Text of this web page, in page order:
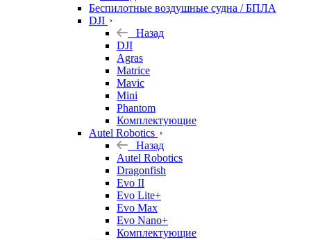
Беспилотные воздушные судна / БПЛА
DJI
Назад
DJI
Agras
Matrice
Mavic
Mini
Phantom
Комплектующие
Autel Robotics
Назад
Autel Robotics
Dragonfish
Evo II
Evo Lite+
Evo Max
Evo Nano+
Комплектующие